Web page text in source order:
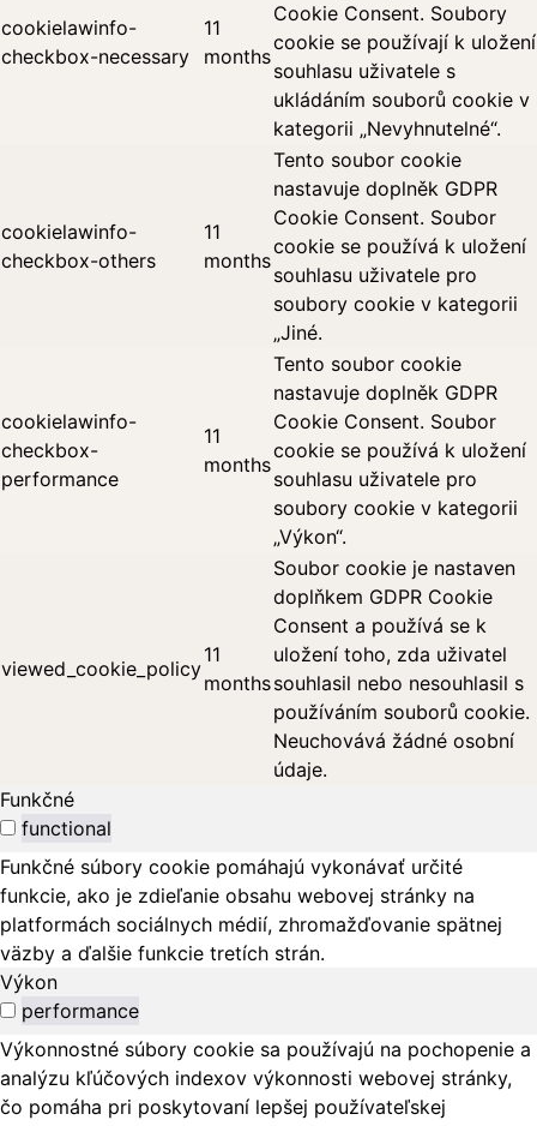
cookielawinfo-
checkbox-necessary
11
months
Cookie Consent. Soubory
cookie se používají k uložení
souhlasu uživatele s
ukládáním souborů cookie v
kategorii „Nevyhnutelné“.
cookielawinfo-
checkbox-others
11
months
Tento soubor cookie
nastavuje doplněk GDPR
Cookie Consent. Soubor
cookie se používá k uložení
souhlasu uživatele pro
soubory cookie v kategorii
„Jiné.
cookielawinfo-
checkbox-
performance
11
months
Tento soubor cookie
nastavuje doplněk GDPR
Cookie Consent. Soubor
cookie se používá k uložení
souhlasu uživatele pro
soubory cookie v kategorii
„Výkon“.
viewed_cookie_policy
11
months
Soubor cookie je nastaven
doplňkem GDPR Cookie
Consent a používá se k
uložení toho, zda uživatel
souhlasil nebo nesouhlasil s
používáním souborů cookie.
Neuchovává žádné osobní
údaje.
Funkčné
functional
Funkčné súbory cookie pomáhajú vykonávať určité
funkcie, ako je zdieľanie obsahu webovej stránky na
platformách sociálnych médií, zhromažďovanie spätnej
väzby a ďalšie funkcie tretích strán.
Výkon
performance
Výkonnostné súbory cookie sa používajú na pochopenie a
analýzu kľúčových indexov výkonnosti webovej stránky,
čo pomáha pri poskytovaní lepšej používateľskej